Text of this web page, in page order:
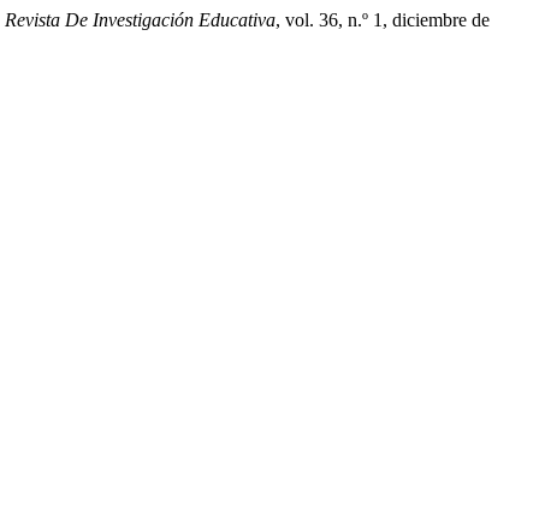
Revista De Investigación Educativa, vol. 36, n.º 1, diciembre de